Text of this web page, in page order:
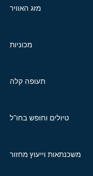
מזג האוויר
מכוניות
תעופה קלה
טיולים וחופש בחו"ל
משכנתאות וייעוץ מחזור